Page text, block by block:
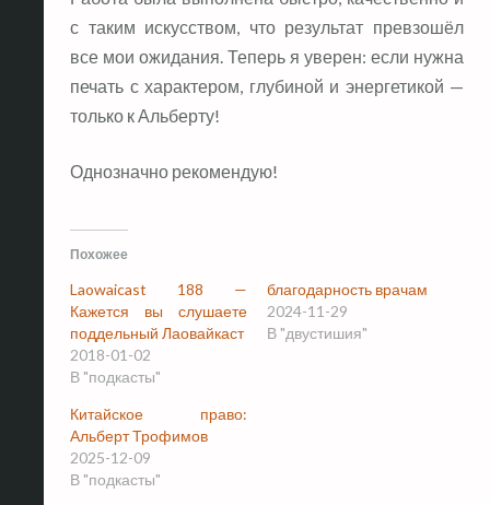
с таким искусством, что результат превзошёл
все мои ожидания. Теперь я уверен: если нужна
печать с характером, глубиной и энергетикой —
только к Альберту!
Однозначно рекомендую!
Похожее
Laowaicast 188 —
Кажется вы слушаете
поддельный Лаовайкаст
2018-01-02
В "подкасты"
благодарность врачам
2024-11-29
В "двустишия"
Китайское право:
Альберт Трофимов
2025-12-09
В "подкасты"